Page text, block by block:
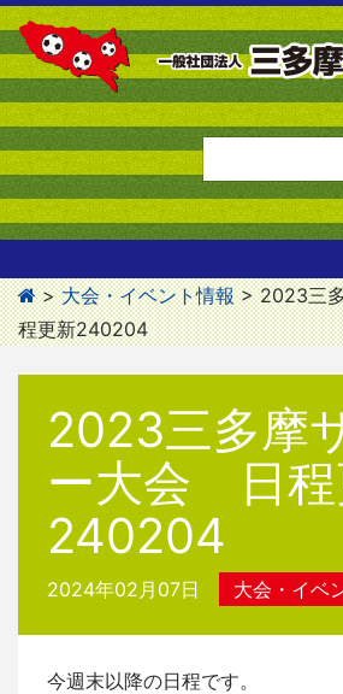
>大会・イベント情報>2023三
程更新240204
2023三多摩
ー大会 日程
240204
2024年02月07日 大会・イベ
今週末以降の日程です。